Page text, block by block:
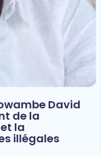
David
de la
la
illégales